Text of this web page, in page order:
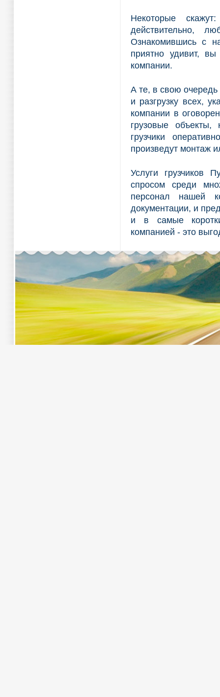
Некоторые
действительно,
Ознакомившись с
приятно удивит,
компании.
А те, в свою очередь
и разгрузку всех,
компании в
грузовые
грузчики
произведут монтаж
Услуги грузчиков
спросом среди
персонал нашей
документации, и
и в самые
компанией - это